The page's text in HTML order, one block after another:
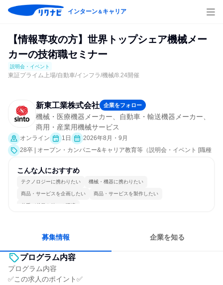
インターン＆キャリア
【情報専攻の方】世界トップシェア機械メー
カーの技術職セミナー
説明会・イベント
東証プライム上場/自動車/インフラ/機械/8.24開催
新東工業株式会社 企業をフォロー
機械・医療機器メーカー、自動車・輸送機器メーカー、
商用・産業用機械サービス
オンライン 1日
2026年8月・9月
28卒 | オープン・カンパニー&キャリア教育等（説明会・イベント [職種
こんな人におすすめ
テクノロジーに携わりたい 機械・機器に携わりたい
商品・サービスを企画したい 商品・サービスを製作したい
若手が裁量を持てる環境
募集情報 企業を知る
プログラム内容
プログラム内容
✅この求人のポイント✅